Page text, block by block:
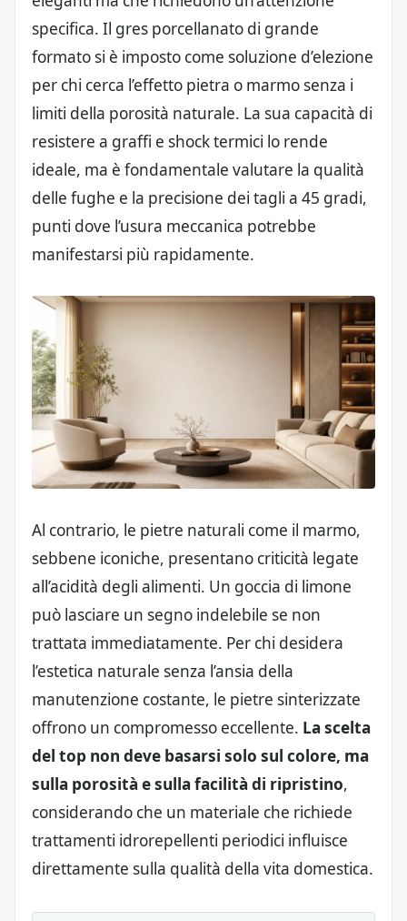
specifica. Il gres porcellanato di grande
formato si è imposto come soluzione d’elezione
per chi cerca l’effetto pietra o marmo senza i
limiti della porosità naturale. La sua capacità di
resistere a graffi e shock termici lo rende
ideale, ma è fondamentale valutare la qualità
delle fughe e la precisione dei tagli a 45 gradi,
punti dove l’usura meccanica potrebbe
manifestarsi più rapidamente.
Al contrario, le pietre naturali come il marmo,
sebbene iconiche, presentano criticità legate
all’acidità degli alimenti. Un goccia di limone
può lasciare un segno indelebile se non
trattata immediatamente. Per chi desidera
l’estetica naturale senza l’ansia della
manutenzione costante, le pietre sinterizzate
offrono un compromesso eccellente. La scelta
del top non deve basarsi solo sul colore, ma
sulla porosità e sulla facilità di ripristino,
considerando che un materiale che richiede
trattamenti idrorepellenti periodici influisce
direttamente sulla qualità della vita domestica.